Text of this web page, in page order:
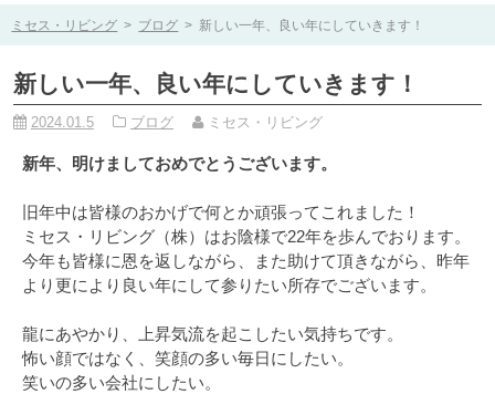
ミセス・リビング > ブログ > 新しい一年、良い年にしていきます！
新しい一年、良い年にしていきます！
2024.01.5 ブログ ミセス・リビング
新年、明けましておめでとうございます。
旧年中は皆様のおかげで何とか頑張ってこれました！
ミセス・リビング（株）はお陰様で22年を歩んでおります。
今年も皆様に恩を返しながら、また助けて頂きながら、昨年
より更により良い年にして参りたい所存でございます。
龍にあやかり、上昇気流を起こしたい気持ちです。
怖い顔ではなく、笑顔の多い毎日にしたい。
笑いの多い会社にしたい。